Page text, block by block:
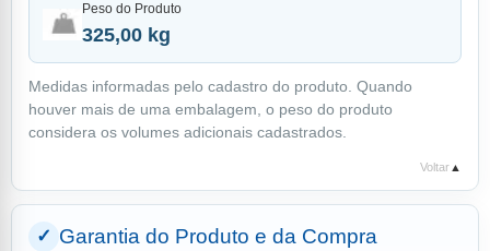
Peso do Produto
325,00 kg
Medidas informadas pelo cadastro do produto. Quando
houver mais de uma embalagem, o peso do produto
considera os volumes adicionais cadastrados.
Voltar ▲
Garantia do Produto e da Compra